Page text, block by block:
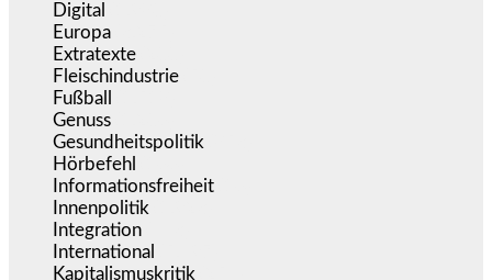
Digital
Europa
Extratexte
Fleischindustrie
Fußball
Genuss
Gesundheitspolitik
Hörbefehl
Informationsfreiheit
Innenpolitik
Integration
International
Kapitalismuskritik